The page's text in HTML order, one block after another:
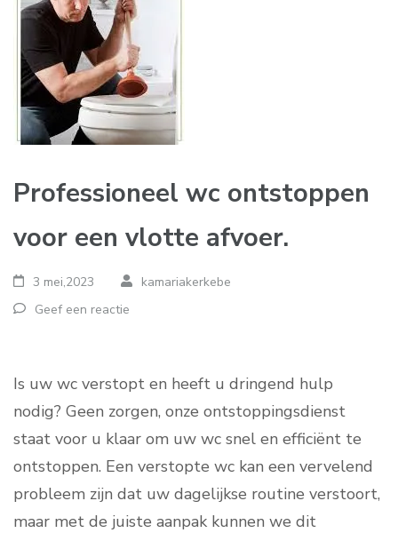
Professioneel wc ontstoppen
voor een vlotte afvoer.
3 mei,2023
kamariakerkebe
Geef een reactie
Is uw wc verstopt en heeft u dringend hulp
nodig? Geen zorgen, onze ontstoppingsdienst
staat voor u klaar om uw wc snel en efficiënt te
ontstoppen. Een verstopte wc kan een vervelend
probleem zijn dat uw dagelijkse routine verstoort,
maar met de juiste aanpak kunnen we dit